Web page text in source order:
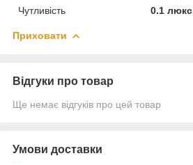
Чутливість
0.1 люкс
Приховати
Відгуки про товар
Ще немає відгуків про цей товар
Умови доставки